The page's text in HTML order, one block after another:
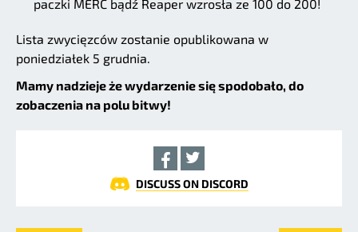
paczki MERC bądź Reaper wzrosła ze 100 do 200!
Lista zwycięzców zostanie opublikowana w
poniedziałek 5 grudnia.
Mamy nadzieje że wydarzenie się spodobało, do
zobaczenia na polu bitwy!
DISCUSS ON DISCORD